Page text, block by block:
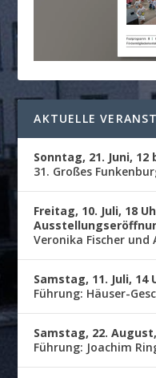
AKTUELLE
Sonntag, 21. Juni, 12
31. Großes
Freitag, 10. Juli, 18
Veronika Fischer und
Samstag, 11. Juli, 14
Führung: Häuser-
Samstag, 22.
Führung: Joachim